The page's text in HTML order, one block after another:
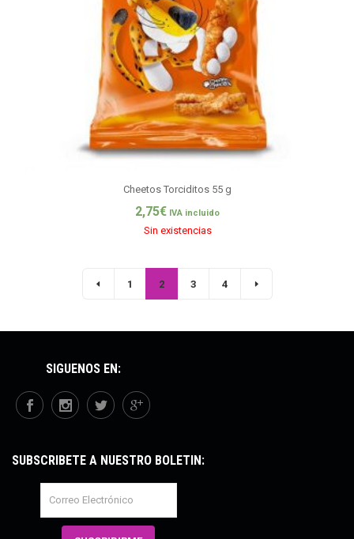
Cheetos Torciditos 55 g
2,75€ IVA incluido
Sin existencias
1 2 3 4
SÍGUENOS EN:
SUBSCRÍBETE A NUESTRO BOLETÍN: